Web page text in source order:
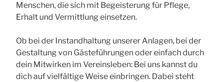
Menschen, die sich mit Begeisterung für Pflege,
Erhalt und Vermittlung einsetzen.
Ob bei der Instandhaltung unserer Anlagen, bei der
Gestaltung von Gästeführungen oder einfach durch
dein Mitwirken im Vereinsleben: Bei uns kannst du
dich auf vielfältige Weise einbringen. Dabei steht